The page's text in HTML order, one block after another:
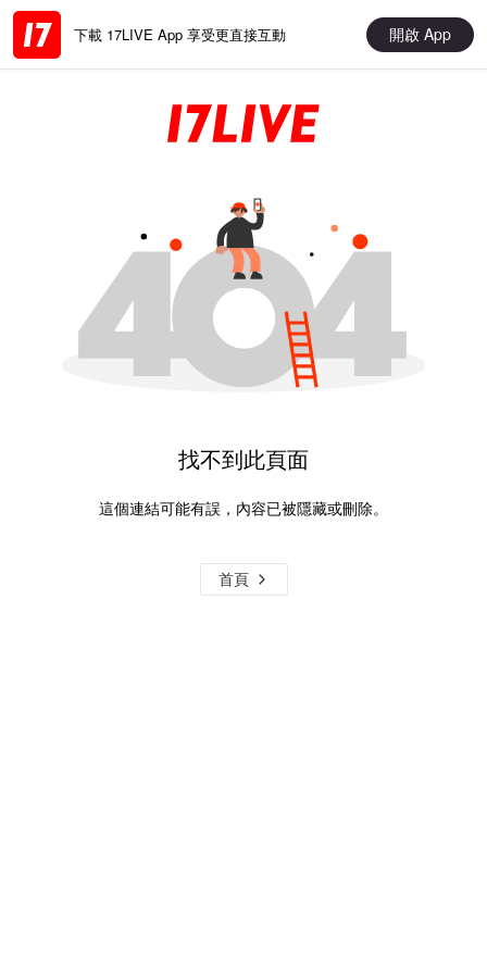
下載 17LIVE App 享受更直接互動 開啟 App
找不到此頁面
這個連結可能有誤，內容已被隱藏或刪除。
首頁